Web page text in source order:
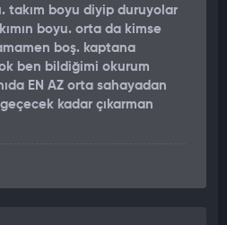
takım boyu diyip duruyolar
boyu. orta da kimse
boş. kaptana
ben bildiğimi okurum
EN AZ orta sahayadan
kadar çıkarman